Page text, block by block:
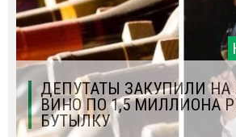
ДЕПУТАТЫ ЗАКУПИЛИ
ВИНО ПО 1,5 МИЛЛИОНА
БУТЫЛКУ